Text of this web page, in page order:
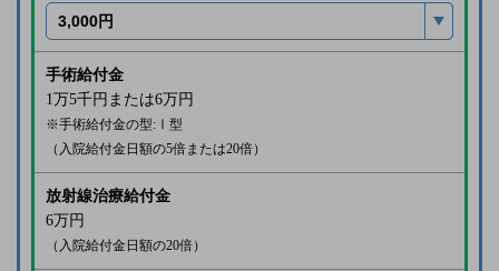
手術給付金
1万5千円または6万円
※手術給付金の型:Ⅰ型
（入院給付金日額の5倍または20倍）
放射線治療給付金
6万円
（入院給付金日額の20倍）